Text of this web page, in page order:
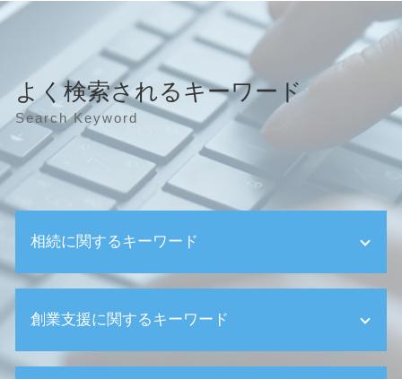
よく検索されるキーワード
Search Keyword
相続に関するキーワード
相続 成年後見人
相続 遺贈 違い
創業支援に関するキーワード